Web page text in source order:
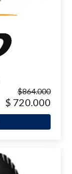
$864.000
$ 720.000